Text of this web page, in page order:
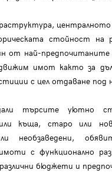
стойност на
от най-предпочитаните
имот както за
с цел отдаване под
търсите уютно
къща, старо или
необзаведени,
с функционално
бюджети и